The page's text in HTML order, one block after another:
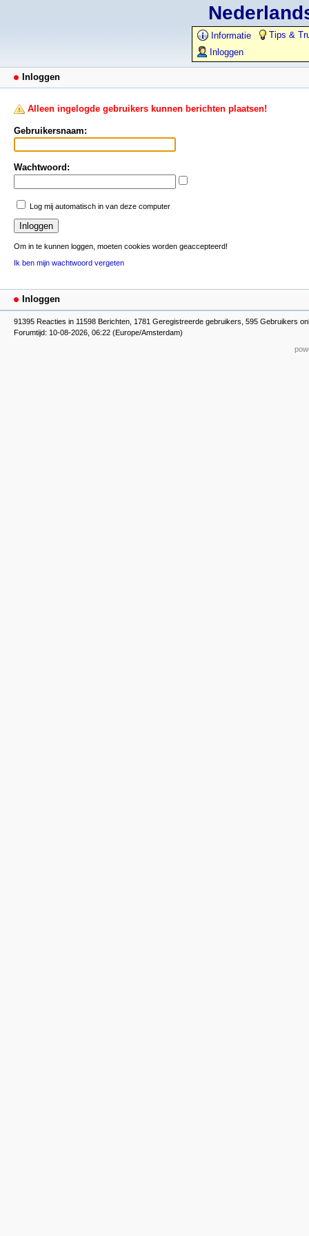
Informatie
Tips &
Inloggen
Inloggen
Alleen ingelogde gebruikers kunnen berichten plaatsen!
Gebruikersnaam:
Wachtwoord:
Log mij automatisch in van deze computer
Om in te kunnen loggen, moeten cookies worden geaccepteerd!
Ik ben mijn wachtwoord vergeten
Inloggen
91395 Reacties in 11598 Berichten, 1781 Geregistreerde gebruikers, 595 Gebruikers
Forumtijd: 10-08-2026, 06:22 (Europe/Amsterdam)